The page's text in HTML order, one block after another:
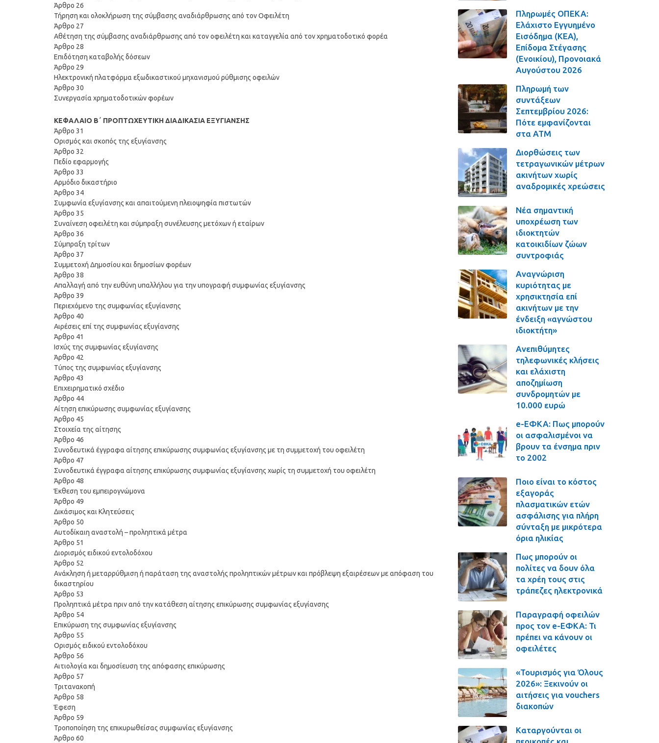
Άρθρο 26
Τήρηση και ολοκλήρωση της σύμβασης αναδιάρθρωσης από τον Οφειλέτη
Άρθρο 27
Αθέτηση της σύμβασης αναδιάρθρωσης από τον οφειλέτη και καταγγελία από τον χρηματοδοτικό φορέα
Άρθρο 28
Επιδότηση καταβολής δόσεων
Άρθρο 29
Ηλεκτρονική πλατφόρμα εξωδικαστικού μηχανισμού ρύθμισης οφειλών
Άρθρο 30
Συνεργασία χρηματοδοτικών φορέων
ΚΕΦΑΛΑΙΟ Β΄ ΠΡΟΠΤΩΧΕΥΤΙΚΗ ΔΙΑΔΙΚΑΣΙΑ ΕΞΥΓΙΑΝΣΗΣ
Άρθρο 31
Ορισμός και σκοπός της εξυγίανσης
Άρθρο 32
Πεδίο εφαρμογής
Άρθρο 33
Αρμόδιο δικαστήριο
Άρθρο 34
Συμφωνία εξυγίανσης και απαιτούμενη πλειοψηφία πιστωτών
Άρθρο 35
Συναίνεση οφειλέτη και σύμπραξη συνέλευσης μετόχων ή εταίρων
Άρθρο 36
Σύμπραξη τρίτων
Άρθρο 37
Συμμετοχή Δημοσίου και δημοσίων φορέων
Άρθρο 38
Απαλλαγή από την ευθύνη υπαλλήλου για την υπογραφή συμφωνίας εξυγίανσης
Άρθρο 39
Περιεχόμενο της συμφωνίας εξυγίανσης
Άρθρο 40
Αιρέσεις επί της συμφωνίας εξυγίανσης
Άρθρο 41
Ισχύς της συμφωνίας εξυγίανσης
Άρθρο 42
Τύπος της συμφωνίας εξυγίανσης
Άρθρο 43
Επιχειρηματικό σχέδιο
Άρθρο 44
Αίτηση επικύρωσης συμφωνίας εξυγίανσης
Άρθρο 45
Στοιχεία της αίτησης
Άρθρο 46
Συνοδευτικά έγγραφα αίτησης επικύρωσης συμφωνίας εξυγίανσης με τη συμμετοχή του οφειλέτη
Άρθρο 47
Συνοδευτικά έγγραφα αίτησης επικύρωσης συμφωνίας εξυγίανσης χωρίς τη συμμετοχή του οφειλέτη
Άρθρο 48
Έκθεση του εμπειρογνώμονα
Άρθρο 49
Δικάσιμος και Κλητεύσεις
Άρθρο 50
Αυτοδίκαιη αναστολή – προληπτικά μέτρα
Άρθρο 51
Διορισμός ειδικού εντολοδόχου
Άρθρο 52
Ανάκληση ή μεταρρύθμιση ή παράταση της αναστολής προληπτικών μέτρων και πρόβλεψη εξαιρέσεων με απόφαση του
δικαστηρίου
Άρθρο 53
Προληπτικά μέτρα πριν από την κατάθεση αίτησης επικύρωσης συμφωνίας εξυγίανσης
Άρθρο 54
Επικύρωση της συμφωνίας εξυγίανσης
Άρθρο 55
Ορισμός ειδικού εντολοδόχου
Άρθρο 56
Αιτιολογία και δημοσίευση της απόφασης επικύρωσης
Άρθρο 57
Τριτανακοπή
Άρθρο 58
Έφεση
Άρθρο 59
Τροποποίηση της επικυρωθείσας συμφωνίας εξυγίανσης
Άρθρο 60
Πληρωμές ΟΠΕΚΑ:
Ελάχιστο Εγγυημένο
Εισόδημα (ΚΕΑ),
Επίδομα Στέγασης
(Ενοικίου), Προνοιακά
Αυγούστου 2026
Πληρωμή των
συντάξεων
Σεπτεμβρίου 2026:
Πότε εμφανίζονται
στα ΑΤΜ
Διορθώσεις των
τετραγωνικών μέτρων
ακινήτων χωρίς
αναδρομικές χρεώσεις
Νέα σημαντική
υποχρέωση των
ιδιοκτητών
κατοικιδίων ζώων
συντροφιάς
Αναγνώριση
κυριότητας με
χρησικτησία επί
ακινήτων με την
ένδειξη «αγνώστου
ιδιοκτήτη»
Ανεπιθύμητες
τηλεφωνικές κλήσεις
και ελάχιστη
αποζημίωση
συνδρομητών με
10.000 ευρώ
e-ΕΦΚΑ: Πως μπορούν
οι ασφαλισμένοι να
βρουν τα ένσημα πριν
το 2002
Ποιο είναι το κόστος
εξαγοράς
πλασματικών ετών
ασφάλισης για πλήρη
σύνταξη με μικρότερα
όρια ηλικίας
Πως μπορούν οι
πολίτες να δουν όλα
τα χρέη τους στις
τράπεζες ηλεκτρονικά
Παραγραφή οφειλών
προς τον e-ΕΦΚΑ: Τι
πρέπει να κάνουν οι
οφειλέτες
«Τουρισμός για Όλους
2026»: Ξεκινούν οι
αιτήσεις για vouchers
διακοπών
Καταργούνται οι